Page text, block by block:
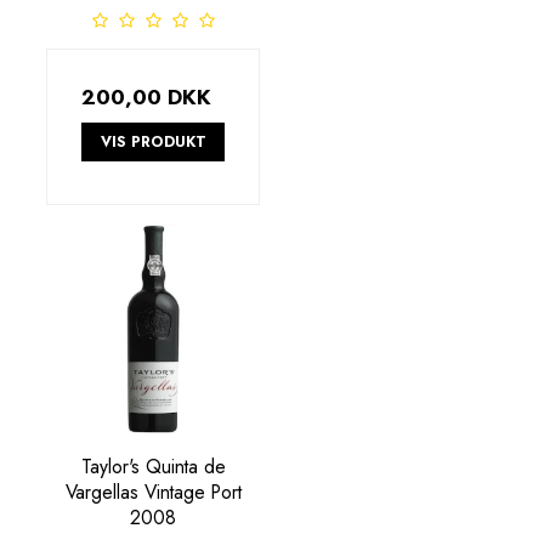
200,00 DKK
VIS PRODUKT
Taylor's Quinta de
Vargellas Vintage Port
2008